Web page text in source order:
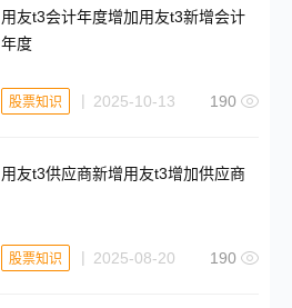
用友t3会计年度增加用友t3新增会计
年度
股票知识 2025-10-13 190
用友t3供应商新增用友t3增加供应商
股票知识 2025-08-20 190